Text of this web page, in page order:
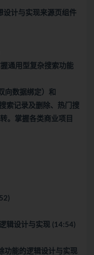
设计与实现来源页组件
通用型复杂搜索功能
向数据绑定）和
索记录及删除、热门搜
。掌握各类商业项目
辑设计与实现 (14:54)
功能的逻辑设计与实现